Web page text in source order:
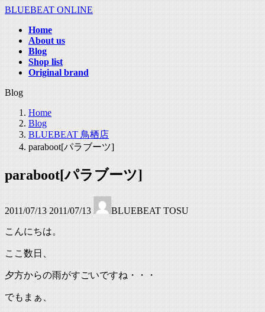
コ
ン
テ
ン
ツ
へ
ス
キ
ッ
プ
ナ
ビ
ゲ
ー
シ
ョ
ン
に
移
動
BLUEBEAT ONLINE
Home
About us
Blog
Shop list
Original brand
Blog
Home
Blog
BLUEBEAT 鳥栖店
paraboot[パラブーツ]
paraboot[パラブーツ]
2011/07/13
最
終
更
新
日
時
:
2011/07/13 BLUEBEAT TOSU
こんにちは。
ここ数日、
夕方からの雨がすごいですね・・・
でもまぁ、